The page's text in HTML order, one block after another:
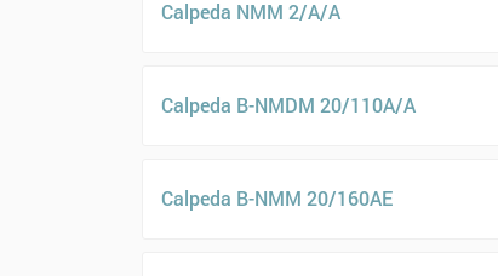
Calpeda NMM 2/A/A
Calpeda B-NMDM 20/110A/A
Calpeda B-NMM 20/160AE